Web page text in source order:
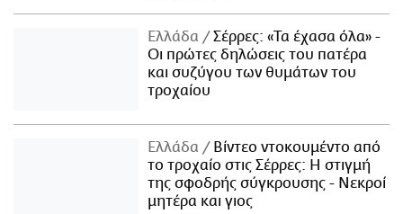
Ελλάδα
Σέρρες: «Τα έχασα όλα» -
Οι πρώτες δηλώσεις του πατέρα
και συζύγου των θυμάτων του
τροχαίου
Ελλάδα
Βίντεο ντοκουμέντο από
το τροχαίο στις Σέρρες: Η στιγμή
της σφοδρής σύγκρουσης - Νεκροί
μητέρα και γιος